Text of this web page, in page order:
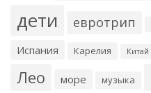
дети евротрип
Испания Карелия Китай
Лео море музыка